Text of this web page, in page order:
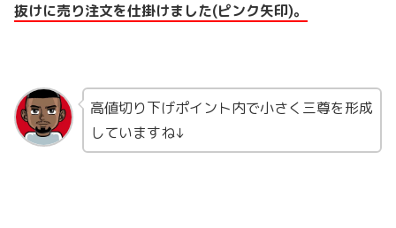
抜けに売り注文を仕掛けました(ピンク矢印)。
高値切り下げポイント内で小さく三尊を形成
していますね↓